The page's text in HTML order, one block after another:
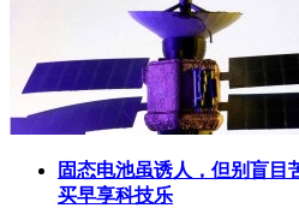
固态电池虽诱人，但别盲目
买早享科技乐